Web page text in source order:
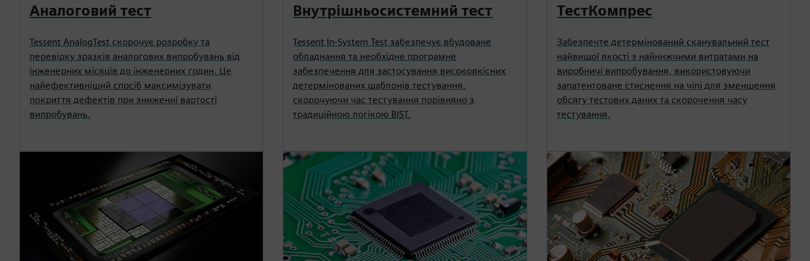
Аналоговий тест
Tessent AnalogTest скорочує розробку та
перевірку зразків аналогових випробувань від
інженерних місяців до інженерних годин. Це
найефективніший спосіб максимізувати
покриття дефектів при зниженні вартості
випробувань.
Внутрішньосистемний тест
Tessent In-System Test забезпечує вбудоване
обладнання та необхідне програмне
забезпечення для застосування високоякісних
детермінованих шаблонів тестування,
скорочуючи час тестування порівняно з
традиційною логікою BIST.
ТестКомпрес
Забезпечте детермінований сканувальний тест
найвищої якості з найнижчими витратами на
виробничі випробування, використовуючи
запатентоване стиснення на чіпі для зменшення
обсягу тестових даних та скорочення часу
тестування.